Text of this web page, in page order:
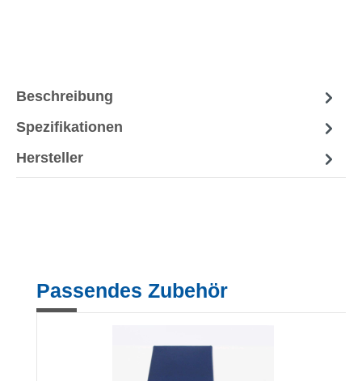
Beschreibung
Spezifikationen
Hersteller
Produktgalerie überspringen
Passendes Zubehör